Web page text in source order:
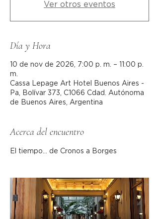
Ver otros eventos
Día y Hora
10 de nov de 2026, 7:00 p. m. – 11:00 p.
m.
Cassa Lepage Art Hotel Buenos Aires -
Pa, Bolívar 373, C1066 Cdad. Autónoma
de Buenos Aires, Argentina
Acerca del encuentro
El tiempo... de Cronos a Borges